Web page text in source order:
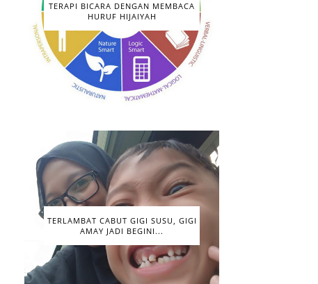
TERAPI BICARA DENGAN MEMBACA
HURUF HIJAIYAH
TERLAMBAT CABUT GIGI SUSU, GIGI
AMAY JADI BEGINI...